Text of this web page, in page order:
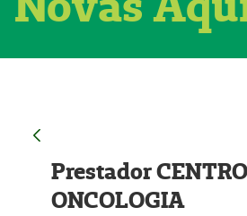
Prestador
ONCOLOGIA